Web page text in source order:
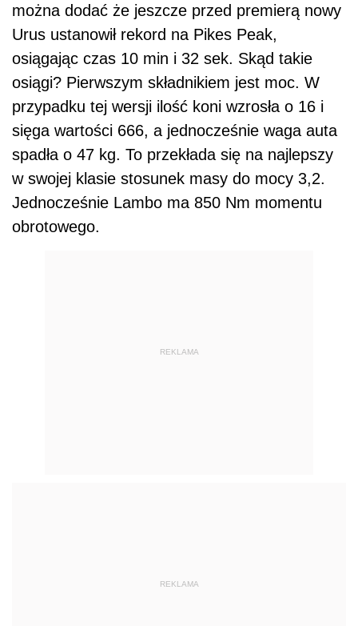
można dodać że jeszcze przed premierą nowy
Urus ustanowił rekord na Pikes Peak,
osiągając czas 10 min i 32 sek. Skąd takie
osiągi? Pierwszym składnikiem jest moc. W
przypadku tej wersji ilość koni wzrosła o 16 i
sięga wartości 666, a jednocześnie waga auta
spadła o 47 kg. To przekłada się na najlepszy
w swojej klasie stosunek masy do mocy 3,2.
Jednocześnie Lambo ma 850 Nm momentu
obrotowego.
REKLAMA
REKLAMA